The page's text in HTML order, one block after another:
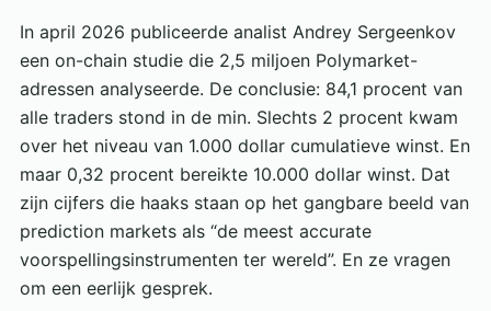
In april 2026 publiceerde analist Andrey Sergeenkov
een on-chain studie die 2,5 miljoen Polymarket-
adressen analyseerde. De conclusie: 84,1 procent van
alle traders stond in de min. Slechts 2 procent kwam
over het niveau van 1.000 dollar cumulatieve winst. En
maar 0,32 procent bereikte 10.000 dollar winst. Dat
zijn cijfers die haaks staan op het gangbare beeld van
prediction markets als “de meest accurate
voorspellingsinstrumenten ter wereld”. En ze vragen
om een eerlijk gesprek.